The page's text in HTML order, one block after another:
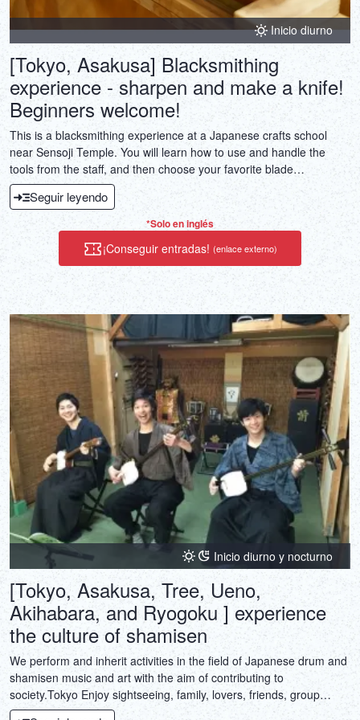
Inicio diurno
[Tokyo, Asakusa] Blacksmithing
experience - sharpen and make a knife!
Beginners welcome!
This is a blacksmithing experience at a Japanese crafts school
near Sensoji Temple. You will learn how to use and handle the
tools from the staff, and then choose your favorite blade
(upgradable). From there, sharpen the blade, fit the handle, and
you're done! Take home a unique knife that will bring back
memories of your trip to Japan when you cook in the kitchen!
Seguir leyendo
*Solo en inglés
¡Conseguir entradas! (enlace externo)
Inicio diurno y nocturno
[Tokyo, Asakusa, Tree, Ueno,
Akihabara, and Ryogoku ] experience
the culture of shamisen
We perform and inherit activities in the field of Japanese drum and
shamisen music and art with the aim of contributing to
society.Tokyo Enjoy sightseeing, family, lovers, friends, group
company company training, school school trip memories, and